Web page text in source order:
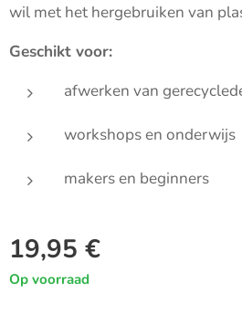
wil met het hergebruiken van
Geschikt voor:
afwerken van
workshops en onderwijs
makers en beginners
19,95 €
Op voorraad